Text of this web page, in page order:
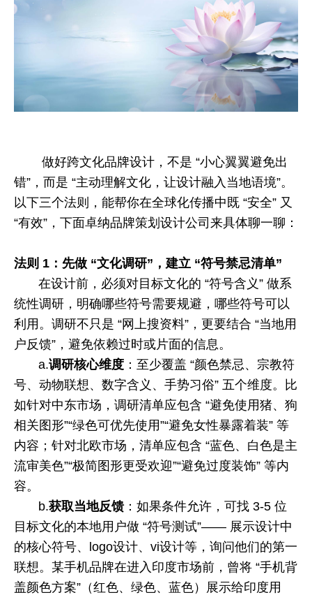
做好跨文化品牌设计，不是 “小心翼翼避免出
错”，而是 “主动理解文化，让设计融入当地语境”。
以下三个法则，能帮你在全球化传播中既 “安全” 又
“有效”，下面卓纳品牌策划设计公司来具体聊一聊：
法则 1 ：先做 “文化调研”，建立 “符号禁忌清单”
在设计前，必须对目标文化的 “符号含义” 做系
统性调研，明确哪些符号需要规避，哪些符号可以
利用。调研不只是 “网上搜资料”，更要结合 “当地用
户反馈”，避免依赖过时或片面的信息。
a.调研核心维度 ：至少覆盖 “颜色禁忌、宗教符
号、动物联想、数字含义、手势习俗” 五个维度。比
如针对中东市场，调研清单应包含 “避免使用猪、狗
相关图形”“绿色可优先使用”“避免女性暴露着装” 等
内容；针对北欧市场，清单应包含 “蓝色、白色是主
流审美色”“极简图形更受欢迎”“避免过度装饰” 等内
容。
b.获取当地反馈：如果条件允许，可找 3-5 位
目标文化的本地用户做 “符号测试”—— 展示设计中
的核心符号、 logo设计、 vi设计等，询问他们的第一
联想。某手机品牌在进入印度市场前，曾将 “手机背
盖颜色方案”（红色、绿色、蓝色）展示给印度用